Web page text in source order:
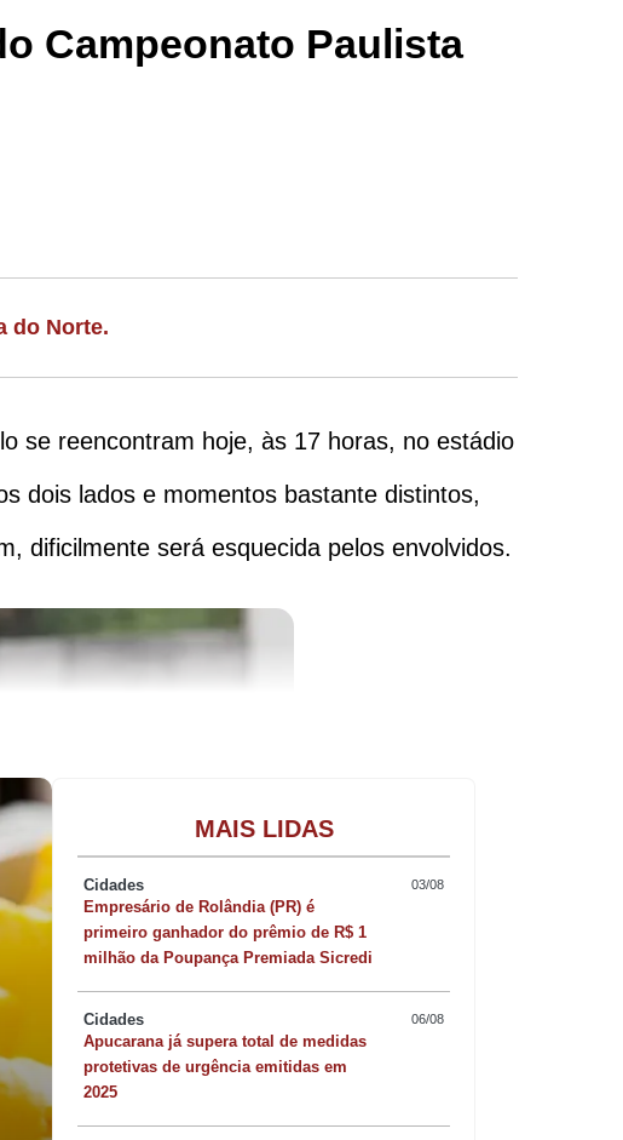
Campeonato Paulista
do Norte.
se reencontram hoje, às 17 horas, no estádio
dois lados e momentos bastante distintos,
dificilmente será esquecida pelos envolvidos.
MAIS LIDAS
Cidades 03/08
Empresário de Rolândia (PR) é
primeiro ganhador do prêmio de R$ 1
milhão da Poupança Premiada Sicredi
Cidades 06/08
Apucarana já supera total de medidas
protetivas de urgência emitidas em
2025